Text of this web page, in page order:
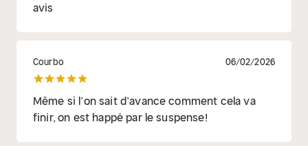
avis
Courbo 06/02/2026
Même si l’on sait d’avance comment cela va
finir, on est happé par le suspense!